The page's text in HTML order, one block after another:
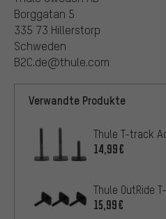
Borggatan 5
335 73 Hillerstorp
Schweden
B2C.de@thule.com
Verwandte Produkte
Thule T-track
14,99€
Thule OutRide
15,99€